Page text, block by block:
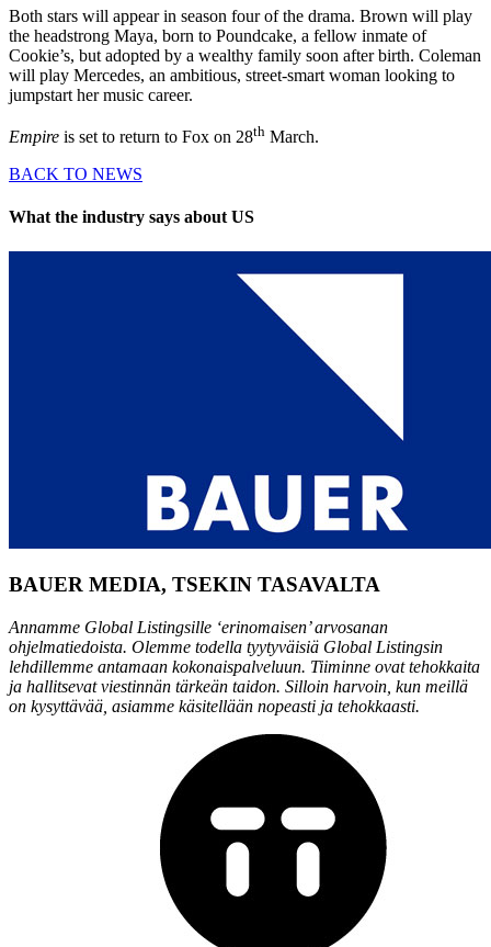
Both stars will appear in season four of the drama. Brown will play
the headstrong Maya, born to Poundcake, a fellow inmate of
Cookie’s, but adopted by a wealthy family soon after birth. Coleman
will play Mercedes, an ambitious, street-smart woman looking to
jumpstart her music career.
Empire is set to return to Fox on 28th March.
BACK TO NEWS
What the industry says about US
BAUER MEDIA, TSEKIN TASAVALTA
Annamme Global Listingsille ‘erinomaisen’ arvosanan
ohjelmatiedoista. Olemme todella tyytyväisiä Global Listingsin
lehdillemme antamaan kokonaispalveluun. Tiiminne ovat tehokkaita
ja hallitsevat viestinnän tärkeän taidon. Silloin harvoin, kun meillä
on kysyttävää, asiamme käsitellään nopeasti ja tehokkaasti.